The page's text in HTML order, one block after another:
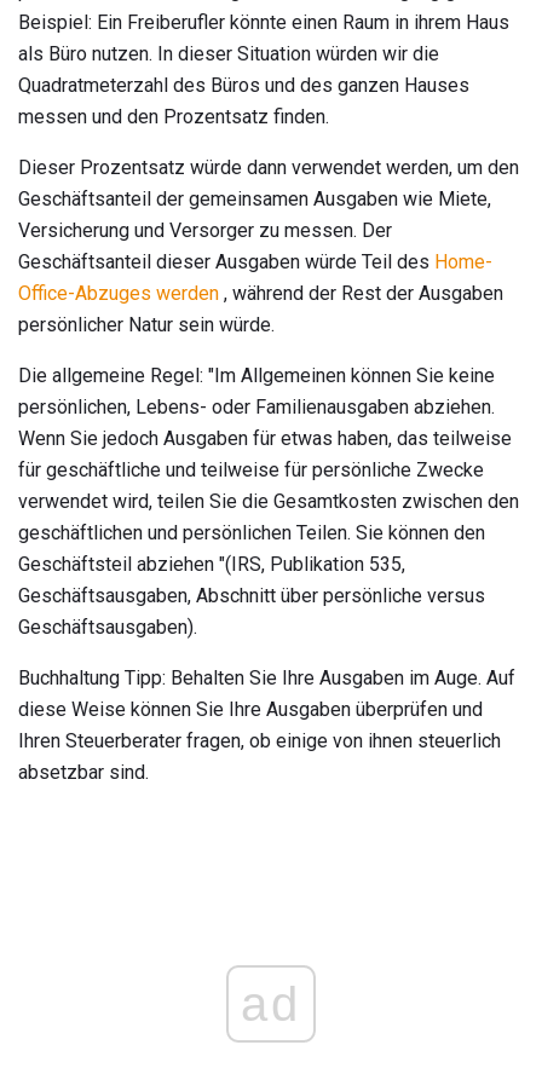
Beispiel: Ein Freiberufler könnte einen Raum in ihrem Haus
als Büro nutzen. In dieser Situation würden wir die
Quadratmeterzahl des Büros und des ganzen Hauses
messen und den Prozentsatz finden.
Dieser Prozentsatz würde dann verwendet werden, um den
Geschäftsanteil der gemeinsamen Ausgaben wie Miete,
Versicherung und Versorger zu messen. Der
Geschäftsanteil dieser Ausgaben würde Teil des Home-
Office-Abzuges werden , während der Rest der Ausgaben
persönlicher Natur sein würde.
Die allgemeine Regel: "Im Allgemeinen können Sie keine
persönlichen, Lebens- oder Familienausgaben abziehen.
Wenn Sie jedoch Ausgaben für etwas haben, das teilweise
für geschäftliche und teilweise für persönliche Zwecke
verwendet wird, teilen Sie die Gesamtkosten zwischen den
geschäftlichen und persönlichen Teilen. Sie können den
Geschäftsteil abziehen "(IRS, Publikation 535,
Geschäftsausgaben, Abschnitt über persönliche versus
Geschäftsausgaben).
Buchhaltung Tipp: Behalten Sie Ihre Ausgaben im Auge. Auf
diese Weise können Sie Ihre Ausgaben überprüfen und
Ihren Steuerberater fragen, ob einige von ihnen steuerlich
absetzbar sind.
ad